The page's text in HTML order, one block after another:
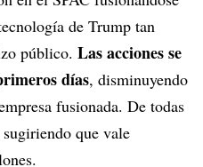
de Trump tan
público. Las acciones se
días, disminuyendo
fusionada. De todas
que vale